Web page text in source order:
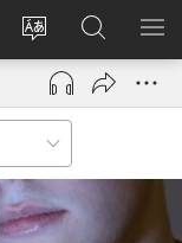
Змінити
мову
сайту
Увійти
(відкривається
новому
вікні)
Пошук
на
сайті